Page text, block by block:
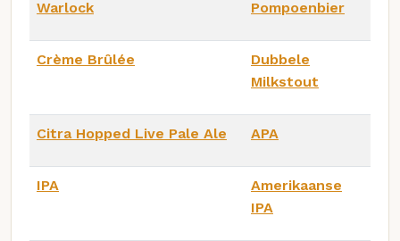
Warlock Pompoenbier
Crème Brûlée
Dubbele
Milkstout
Citra Hopped Live Pale Ale APA
IPA
Amerikaanse
IPA